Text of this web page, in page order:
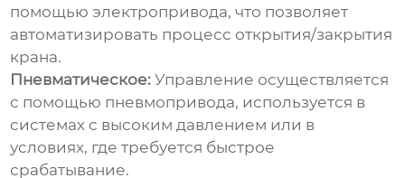
помощью электропривода, что позволяет
автоматизировать процесс открытия/закрытия
крана.
Пневматическое: Управление осуществляется
с помощью пневмопривода, используется в
системах с высоким давлением или в
условиях, где требуется быстрое
срабатывание.